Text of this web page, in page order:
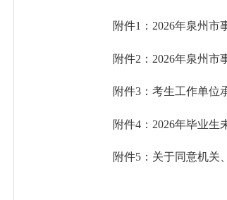
附件1 ： 2026年泉州市
附件2：2026年泉州市
附件3：考生工作单位
附件4： 2026年毕业生
附件5：关于同意机关